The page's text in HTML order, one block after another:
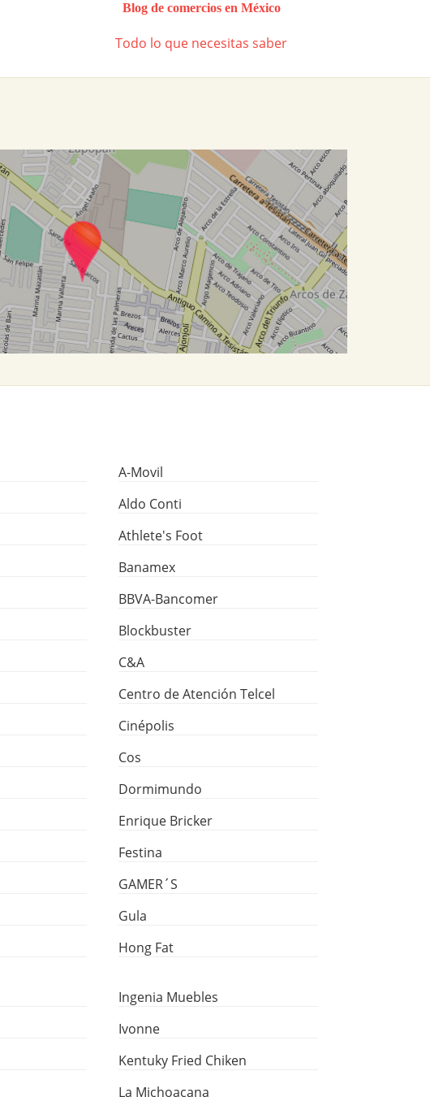
Blog de comercios en México
Todo lo que necesitas saber
A-Movil
Aldo Conti
Athlete's Foot
Banamex
BBVA-Bancomer
Blockbuster
C&A
Centro de Atención Telcel
Cinépolis
Cos
Dormimundo
Enrique Bricker
Festina
GAMER´S
Gula
Hong Fat
Ingenia Muebles
Ivonne
Kentuky Fried Chiken
La Michoacana